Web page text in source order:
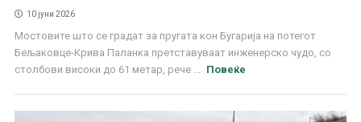
10 јуни 2026
Мостовите што се градат за пругата кон Бугарија на потегот
Бељаковце-Крива Паланка претставуваат инженерско чудо, со
столбови високи до 61 метар, рече ...
Повеќе